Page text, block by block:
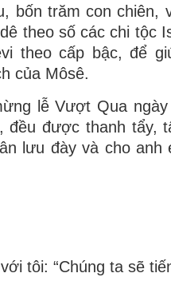
bốn trăm con chiên,
theo số các chi tộc
theo cấp bậc, để
của Môsê.
lễ Vượt Qua
được thanh tẩy,
lưu đày và cho
tôi: “Chúng ta sẽ